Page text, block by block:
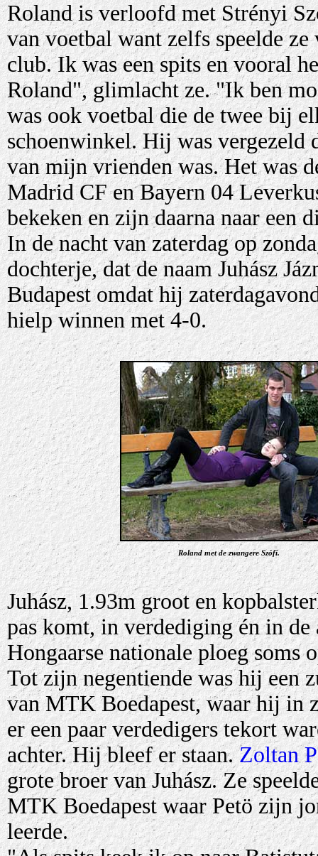
Roland is verloofd met Strényi
van voetbal want zelfs speelde
club. Ik was een spits en vooral
Roland", glimlacht ze. "Ik ben
was ook voetbal die de twee bij
schoenwinkel. Hij was vergezeld
van mijn vrienden was. Het was
Madrid CF en Bayern 04
bekeken en zijn daarna naar een
In de nacht van zaterdag op
dochterje, dat de naam Juhász
Budapest omdat hij
hielp winnen met 4-0.
Roland met de zwangere Szófi.
Juhász, 1.93m groot en
pas komt, in verdediging én in
Hongaarse nationale ploeg soms
Tot zijn negentiende was hij een
van MTK Boedapest, waar hij in
er een paar verdedigers tekort
achter. Hij bleef er staan.Zoltan
grote broer van Juhász. Ze
MTK Boedapest waar Petö zijn
leerde.